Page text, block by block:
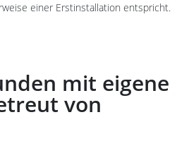
einer Erstinstallation entspricht.
mit eigene
von